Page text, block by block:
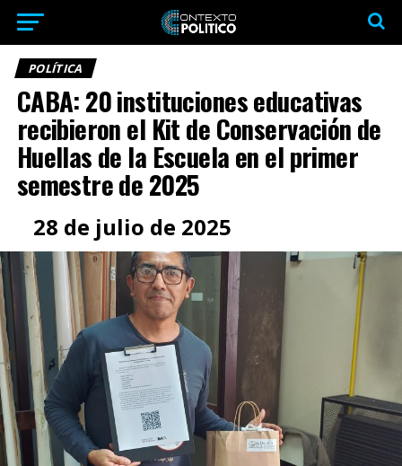
POLÍTICA
CABA: 20 instituciones educativas
recibieron el Kit de Conservación de
Huellas de la Escuela en el primer
semestre de 2025
28 de julio de 2025